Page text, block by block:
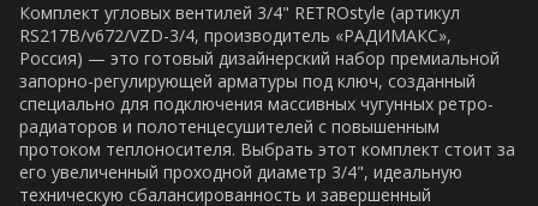
Комплект угловых вентилей 3/4" RETROstyle (артикул
RS217B/v672/VZD-3/4, производитель «РАДИМАКС»,
Россия) — это готовый дизайнерский набор премиальной
запорно-регулирующей арматуры под ключ, созданный
специально для подключения массивных чугунных ретро-
радиаторов и полотенцесушителей с повышенным
протоком теплоносителя. Выбрать этот комплект стоит за
его увеличенный проходной диаметр 3/4", идеальную
техническую сбалансированность и завершенный